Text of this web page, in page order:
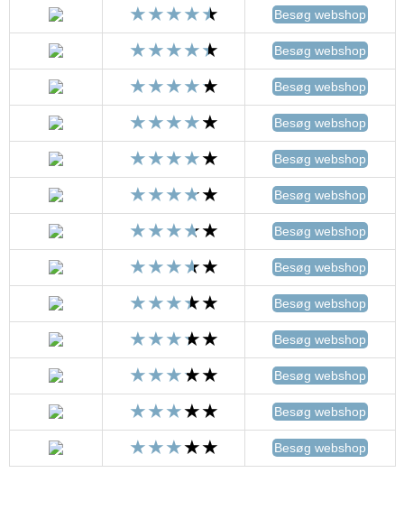
Besøg webshop
Besøg webshop
Besøg webshop
Besøg webshop
Besøg webshop
Besøg webshop
Besøg webshop
Besøg webshop
Besøg webshop
Besøg webshop
Besøg webshop
Besøg webshop
Besøg webshop